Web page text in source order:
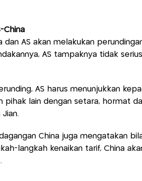
China
AS akan melakukan
AS tampaknya tidak
AS harus menunjukkan
pihak lain dengan setara, hormat
China juga mengatakan
langkah kenaikan tarif, China